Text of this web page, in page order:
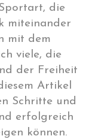
die
miteinander
mit dem
viele, die
der Freiheit
Artikel
Schritte und
erfolgreich
können.